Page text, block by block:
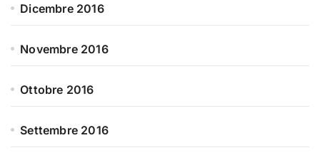
Dicembre 2016
Novembre 2016
Ottobre 2016
Settembre 2016